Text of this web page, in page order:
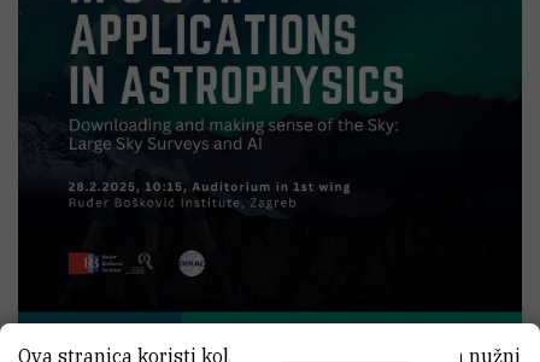
Ova stranica koristi kolačiće. Neki od tih kolačića nužni